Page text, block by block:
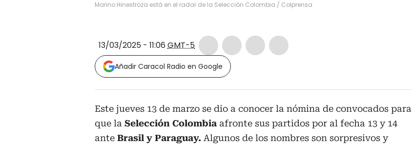
Marino Hinestroza está en el radar de la Selección Colombia / Colprensa
13/03/2025 - 11:06 GMT-5
Añadir Caracol Radio en Google
Este jueves 13 de marzo se dio a conocer la nómina de convocados para
que la Selección Colombia afronte sus partidos por al fecha 13 y 14
ante Brasil y Paraguay. Algunos de los nombres son sorpresivos y